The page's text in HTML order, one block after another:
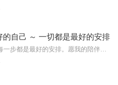
的自己 ～ 一切都是最好的安排